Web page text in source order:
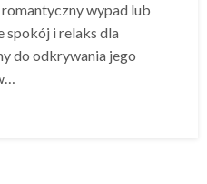
romantyczny wypad lub
spokój i relaks dla
do odkrywania jego